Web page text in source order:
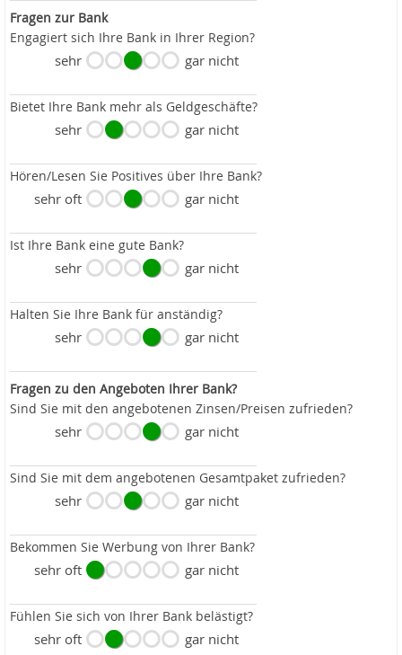
Fragen zur Bank
Engagiert sich Ihre Bank in Ihrer Region?
sehr gar nicht
Bietet Ihre Bank mehr als Geldgeschäfte?
sehr gar nicht
Hören/Lesen Sie Positives über Ihre Bank?
sehr oft gar nicht
Ist Ihre Bank eine gute Bank?
sehr gar nicht
Halten Sie Ihre Bank für anständig?
sehr gar nicht
Fragen zu den Angeboten Ihrer Bank?
Sind Sie mit den angebotenen Zinsen/Preisen zufrieden?
sehr gar nicht
Sind Sie mit dem angebotenen Gesamtpaket zufrieden?
sehr gar nicht
Bekommen Sie Werbung von Ihrer Bank?
sehr oft gar nicht
Fühlen Sie sich von Ihrer Bank belästigt?
sehr oft gar nicht